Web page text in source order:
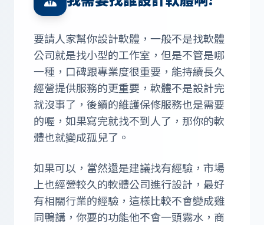
要請人家幫你設計軟體，一般不是找軟體
公司就是找小型的工作室，但是不管是哪
一種，口碑跟專業度很重要，能持續長久
經營提供服務的更重要，軟體不是設計完
就沒事了，後續的維護保修服務也是需要
的喔，如果寫完就找不到人了，那你的軟
體也就變成孤兒了。
如果可以，當然還是建議找有經驗，市場
上也經營較久的軟體公司進行設計，最好
有相關行業的經驗，這樣比較不會變成雞
同鴨講，你要的功能他不會一頭霧水，商